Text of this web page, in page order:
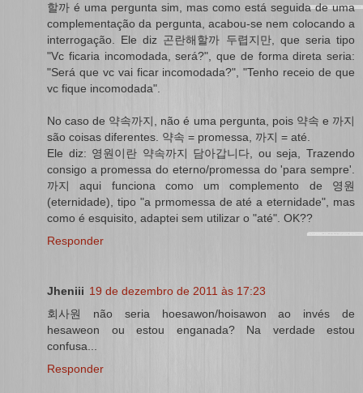
할까 é uma pergunta sim, mas como está seguida de uma
complementação da pergunta, acabou-se nem colocando a
interrogação. Ele diz 곤란해할까 두렵지만, que seria tipo
"Vc ficaria incomodada, será?", que de forma direta seria:
"Será que vc vai ficar incomodada?", "Tenho receio de que
vc fique incomodada".
No caso de 약속까지, não é uma pergunta, pois 약속 e 까지
são coisas diferentes. 약속 = promessa, 까지 = até.
Ele diz: 영원이란 약속까지 담아갑니다, ou seja, Trazendo
consigo a promessa do eterno/promessa do 'para sempre'.
까지 aqui funciona como um complemento de 영원
(eternidade), tipo "a prmomessa de até a eternidade", mas
como é esquisito, adaptei sem utilizar o "até". OK??
Responder
Jheniii 19 de dezembro de 2011 às 17:23
회사원 não seria hoesawon/hoisawon ao invés de
hesaweon ou estou enganada? Na verdade estou
confusa...
Responder